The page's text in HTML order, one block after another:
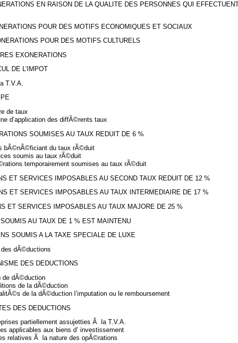
EN RAISON DE LA QUALITE DES PERSONNES QUI EFFECTUENT
POUR DES MOTIFS ECONOMIQUES ET SOCIAUX
POUR DES MOTIFS CULTURELS
EXONERATIONS
DE L’IMPOT
T.V.A.
de taux
d’application des diffÃ©rents taux
SOUMISES AU TAUX REDUIT DE 6 %
bÃ©nÃ©ficiant du taux rÃ©duit
soumis au taux rÃ©duit
temporairement soumises au taux rÃ©duit
ET SERVICES IMPOSABLES AU SECOND TAUX REDUIT DE 12 %
ET SERVICES IMPOSABLES AU TAUX INTERMEDIAIRE DE 17 %
ET SERVICES IMPOSABLES AU TAUX MAJORE DE 25 %
AU TAUX DE 1 % EST MAINTENU
SOUMIS A LA TAXE SPECIALE DE LUXE
dÃ©ductions
DES DEDUCTIONS
de dÃ©duction
de la dÃ©duction
de la dÃ©duction l’imputation ou le remboursement
DES DEDUCTIONS
partiellement assujetties Ã la T.V.A.
applicables aux biens d’ investissement
relatives Ã la nature des opÃ©rations